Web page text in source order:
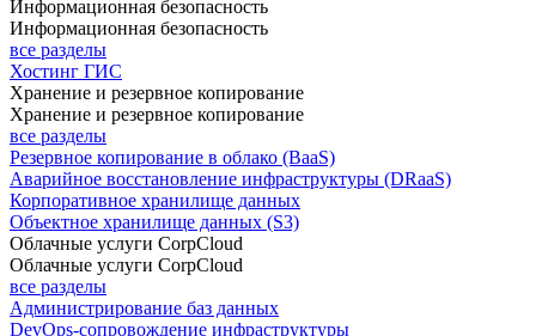
Информационная безопасность
Информационная безопасность
все разделы
Хостинг ГИС
Хранение и резервное копирование
Хранение и резервное копирование
все разделы
Резервное копирование в облако (BaaS)
Аварийное восстановление инфраструктуры (DRaaS)
Корпоративное хранилище данных
Объектное хранилище данных (S3)
Облачные услуги CorpCloud
Облачные услуги CorpCloud
все разделы
Администрирование баз данных
DevOps-сопровождение инфраструктуры